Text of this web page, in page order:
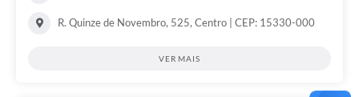
R. Quinze de Novembro, 525, Centro | CEP: 15330-000
VER MAIS